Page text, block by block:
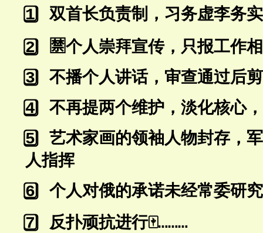
1⃣ 双首长负责制，习务虚李务实
2⃣ 🈲个人崇拜宣传，只报工作
3⃣ 不播个人讲话，审查通过后
4⃣ 不再提两个维护，淡化核心
5⃣ 艺术家画的领袖人物封存，
人指挥
6⃣ 个人对俄的承诺未经常委研
7⃣ 反扑顽抗进行🀄️………